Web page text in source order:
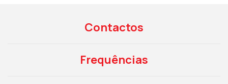
Contactos
Frequências